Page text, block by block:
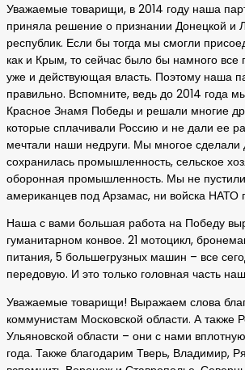
Уважаемые товарищи, в 2014 году наша
приняла решение о признании Донецкой и
республик. Если бы тогда мы смогли
как и Крым, то сейчас было бы намного все
уже и действующая власть. Поэтому наша
правильно. Вспомните, ведь до 2014 года
Красное Знамя Победы и решали многие
которые сплачивали Россию и не дали ее
мечтали наши недруги. Мы многое сделали
сохранилась промышленность, сельское
оборонная промышленность. Мы не
американцев под Арзамас, ни войска НАТО
Наша с вами большая работа на Победу
гуманитарном конвое. 21 мотоцикл,
питания, 5 большегрузных машин – все
передовую. И это только головная часть
Уважаемые товарищи! Выражаем слова
коммунистам Московской области. А также
Ульяновской области – они с нами
года. Также благодарим Тверь, Владимир,